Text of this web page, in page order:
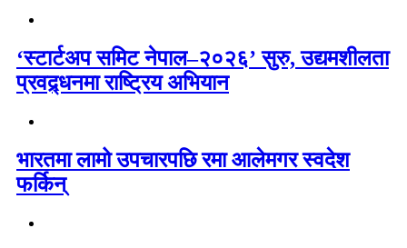
‘स्टार्टअप समिट नेपाल–२०२६’ सुरु, उद्यमशीलता
प्रवद्र्धनमा राष्ट्रिय अभियान
भारतमा लामो उपचारपछि रमा आलेमगर स्वदेश
फर्किन्